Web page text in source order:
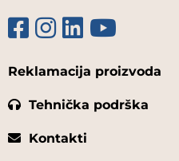
Reklamacija proizvoda
Tehnička podrška
Kontakti